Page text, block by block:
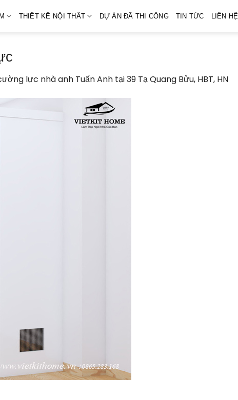
THIẾT KẾ NỘI THẤT DỰ ÁN ĐÃ THI CÔNG TIN TỨC LIÊN HỆ
lực nhà anh Tuấn Anh tại 39 Tạ Quang Bửu, HBT, HN